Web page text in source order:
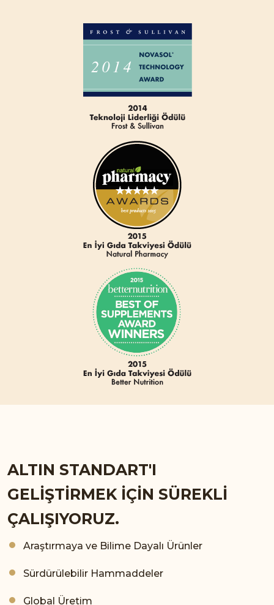
ALTIN STANDART'I
GELİŞTİRMEK İÇİN SÜREKLİ
ÇALIŞIYORUZ.
Araştırmaya ve Bilime Dayalı Ürünler
Sürdürülebilir Hammaddeler
Global Üretim